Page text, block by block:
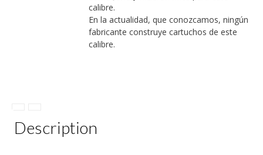
calibre.
En la actualidad, que conozcamos, ningún
fabricante construye cartuchos de este
calibre.
Description